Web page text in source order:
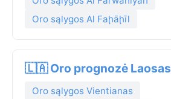
Oro sąlygos Al Faḩāḩīl
🇱🇦 Oro prognozė Laosas
Oro sąlygos Vientianas